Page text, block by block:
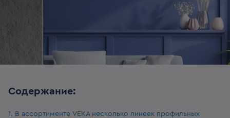
Содержание:
1. В ассортименте VEKA несколько линеек профильных